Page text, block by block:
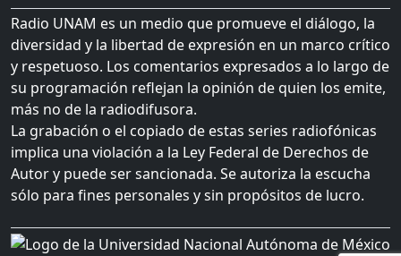
Radio UNAM es un medio que promueve el diálogo, la
diversidad y la libertad de expresión en un marco crítico
y respetuoso. Los comentarios expresados a lo largo de
su programación reflejan la opinión de quien los emite,
más no de la radiodifusora.
La grabación o el copiado de estas series radiofónicas
implica una violación a la Ley Federal de Derechos de
Autor y puede ser sancionada. Se autoriza la escucha
sólo para fines personales y sin propósitos de lucro.